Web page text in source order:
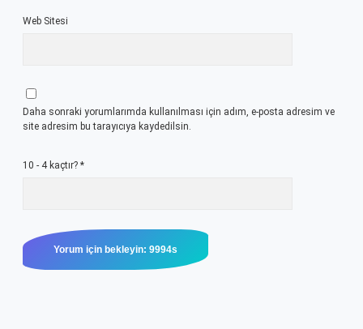
Web Sitesi
Daha sonraki yorumlarımda kullanılması için adım, e-posta adresim ve
site adresim bu tarayıcıya kaydedilsin.
10 - 4 kaçtır? *